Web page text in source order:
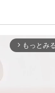
arrow_forward_ios もっとみる